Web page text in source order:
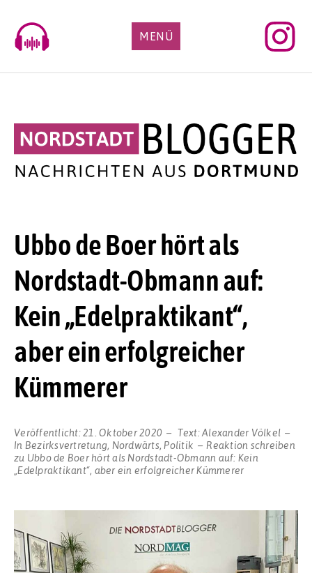
content
MENÜ
Ubbo de Boer hört als
Nordstadt-Obmann auf:
Kein „Edelpraktikant“,
aber ein erfolgreicher
Kümmerer
Veröffentlicht:21. Oktober 2020 Text:Alexander Völkel
In Bezirksvertretung, Nordwärts,Politik
Reaktion schreiben
zu Ubbo de Boer hört als Nordstadt-Obmann auf: Kein
„Edelpraktikant“, aber ein erfolgreicher Kümmerer